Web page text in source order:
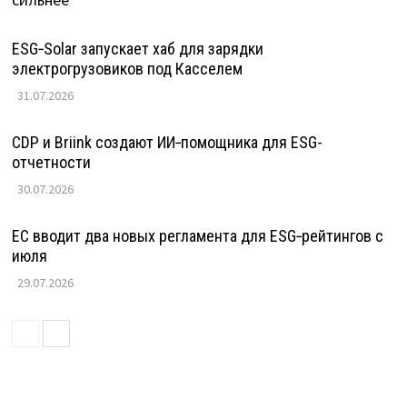
ESG‑Solar запускает хаб для зарядки
электрогрузовиков под Касселем
31.07.2026
CDP и Briink создают ИИ‑помощника для ESG-
отчетности
30.07.2026
ЕС вводит два новых регламента для ESG‑рейтингов с
июля
29.07.2026